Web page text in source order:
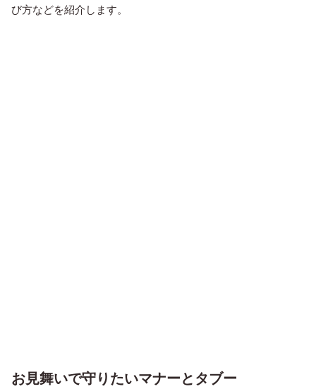
び方などを紹介します。
お見舞いで守りたいマナーとタブー